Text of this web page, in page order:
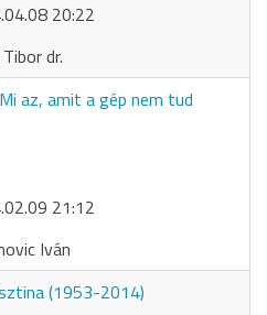
20:22
dr.
az, amit a gép nem tud
21:12
Iván
(1953-2014)